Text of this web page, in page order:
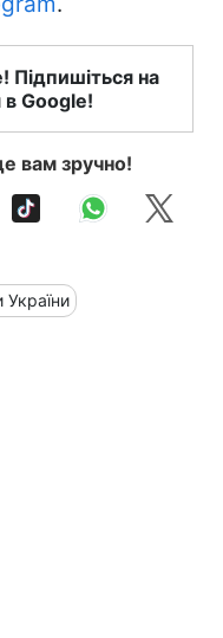
Підпишіться на
в Google!
вам зручно!
України